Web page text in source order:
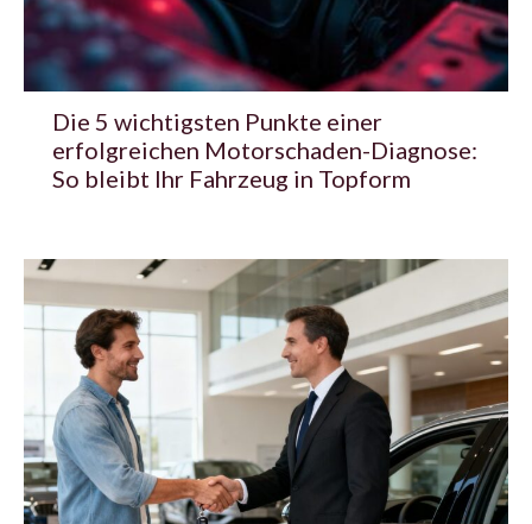
Die 5 wichtigsten Punkte einer
erfolgreichen Motorschaden-Diagnose:
So bleibt Ihr Fahrzeug in Topform